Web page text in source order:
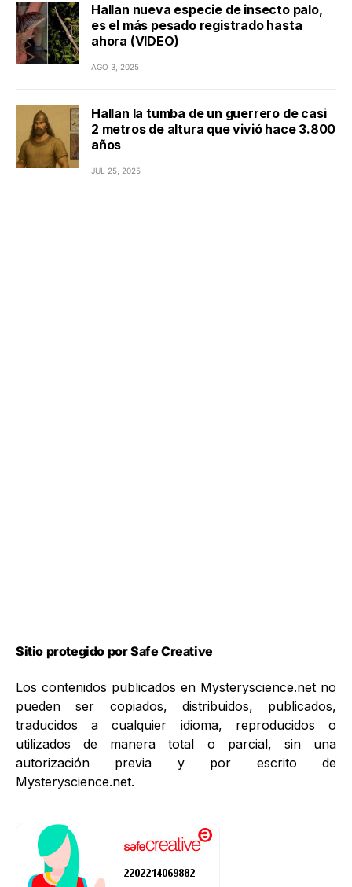
Hallan nueva especie de insecto palo,
es el más pesado registrado hasta
ahora (VIDEO)
AGO 3, 2025
Hallan la tumba de un guerrero de casi
2 metros de altura que vivió hace 3.800
años
JUL 25, 2025
Sitio protegido por Safe Creative
Los contenidos publicados en Mysteryscience.net no
pueden ser copiados, distribuidos, publicados,
traducidos a cualquier idioma, reproducidos o
utilizados de manera total o parcial, sin una
autorización previa y por escrito de
Mysteryscience.net.